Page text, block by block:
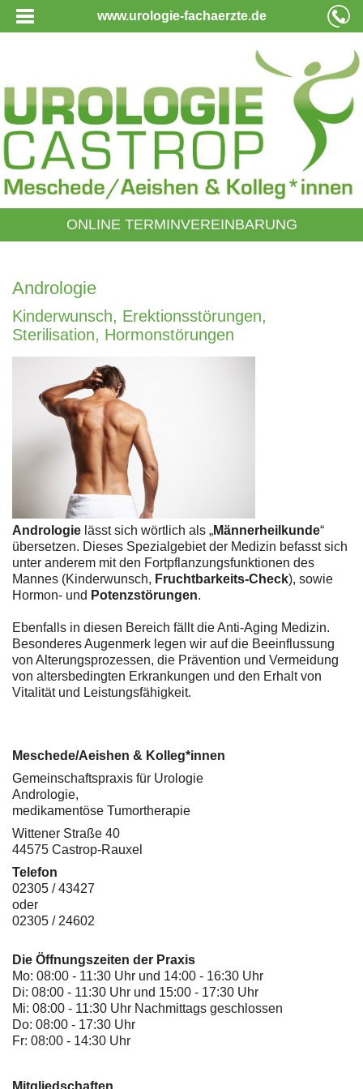
www.urologie-fachaerzte.de
ONLINE TERMINVEREINBARUNG
Andrologie
Kinderwunsch, Erektionsstörungen,
Sterilisation, Hormonstörungen
Andrologie lässt sich wörtlich als „Männerheilkunde“
übersetzen. Dieses Spezialgebiet der Medizin befasst sich
unter anderem mit den Fortpflanzungsfunktionen des
Mannes (Kinderwunsch, Fruchtbarkeits-Check), sowie
Hormon- und Potenzstörungen.
Ebenfalls in diesen Bereich fällt die Anti-Aging Medizin.
Besonderes Augenmerk legen wir auf die Beeinflussung
von Alterungsprozessen, die Prävention und Vermeidung
von altersbedingten Erkrankungen und den Erhalt von
Vitalität und Leistungsfähigkeit.
Meschede/Aeishen & Kolleg*innen
Gemeinschaftspraxis für Urologie
Andrologie,
medikamentöse Tumortherapie
Wittener Straße 40
44575 Castrop-Rauxel
Telefon
02305 / 43427
oder
02305 / 24602
Die Öffnungszeiten der Praxis
Mo: 08:00 - 11:30 Uhr und 14:00 - 16:30 Uhr
Di: 08:00 - 11:30 Uhr und 15:00 - 17:30 Uhr
Mi: 08:00 - 11:30 Uhr Nachmittags geschlossen
Do: 08:00 - 17:30 Uhr
Fr: 08:00 - 14:30 Uhr
Mitgliedschaften